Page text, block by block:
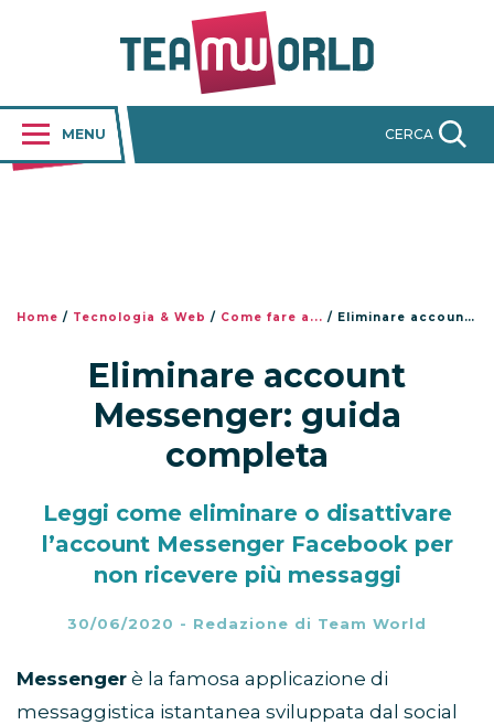
MENU CERCA
Home / Tecnologia & Web / Come fare a... / Eliminare account Messenger: guida completa
Eliminare account
Messenger: guida
completa
Leggi come eliminare o disattivare
l’account Messenger Facebook per
non ricevere più messaggi
30/06/2020 - Redazione di Team World
Messenger è la famosa applicazione di
messaggistica istantanea sviluppata dal social